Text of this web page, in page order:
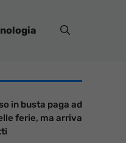
in busta paga ad
ferie, ma arriva